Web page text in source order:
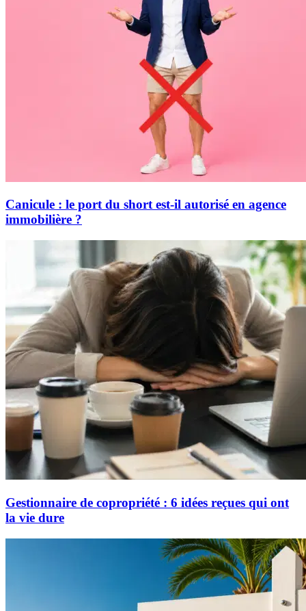
Canicule : le port du short est-il autorisé en agence
immobilière ?
Gestionnaire de copropriété : 6 idées reçues qui ont
la vie dure